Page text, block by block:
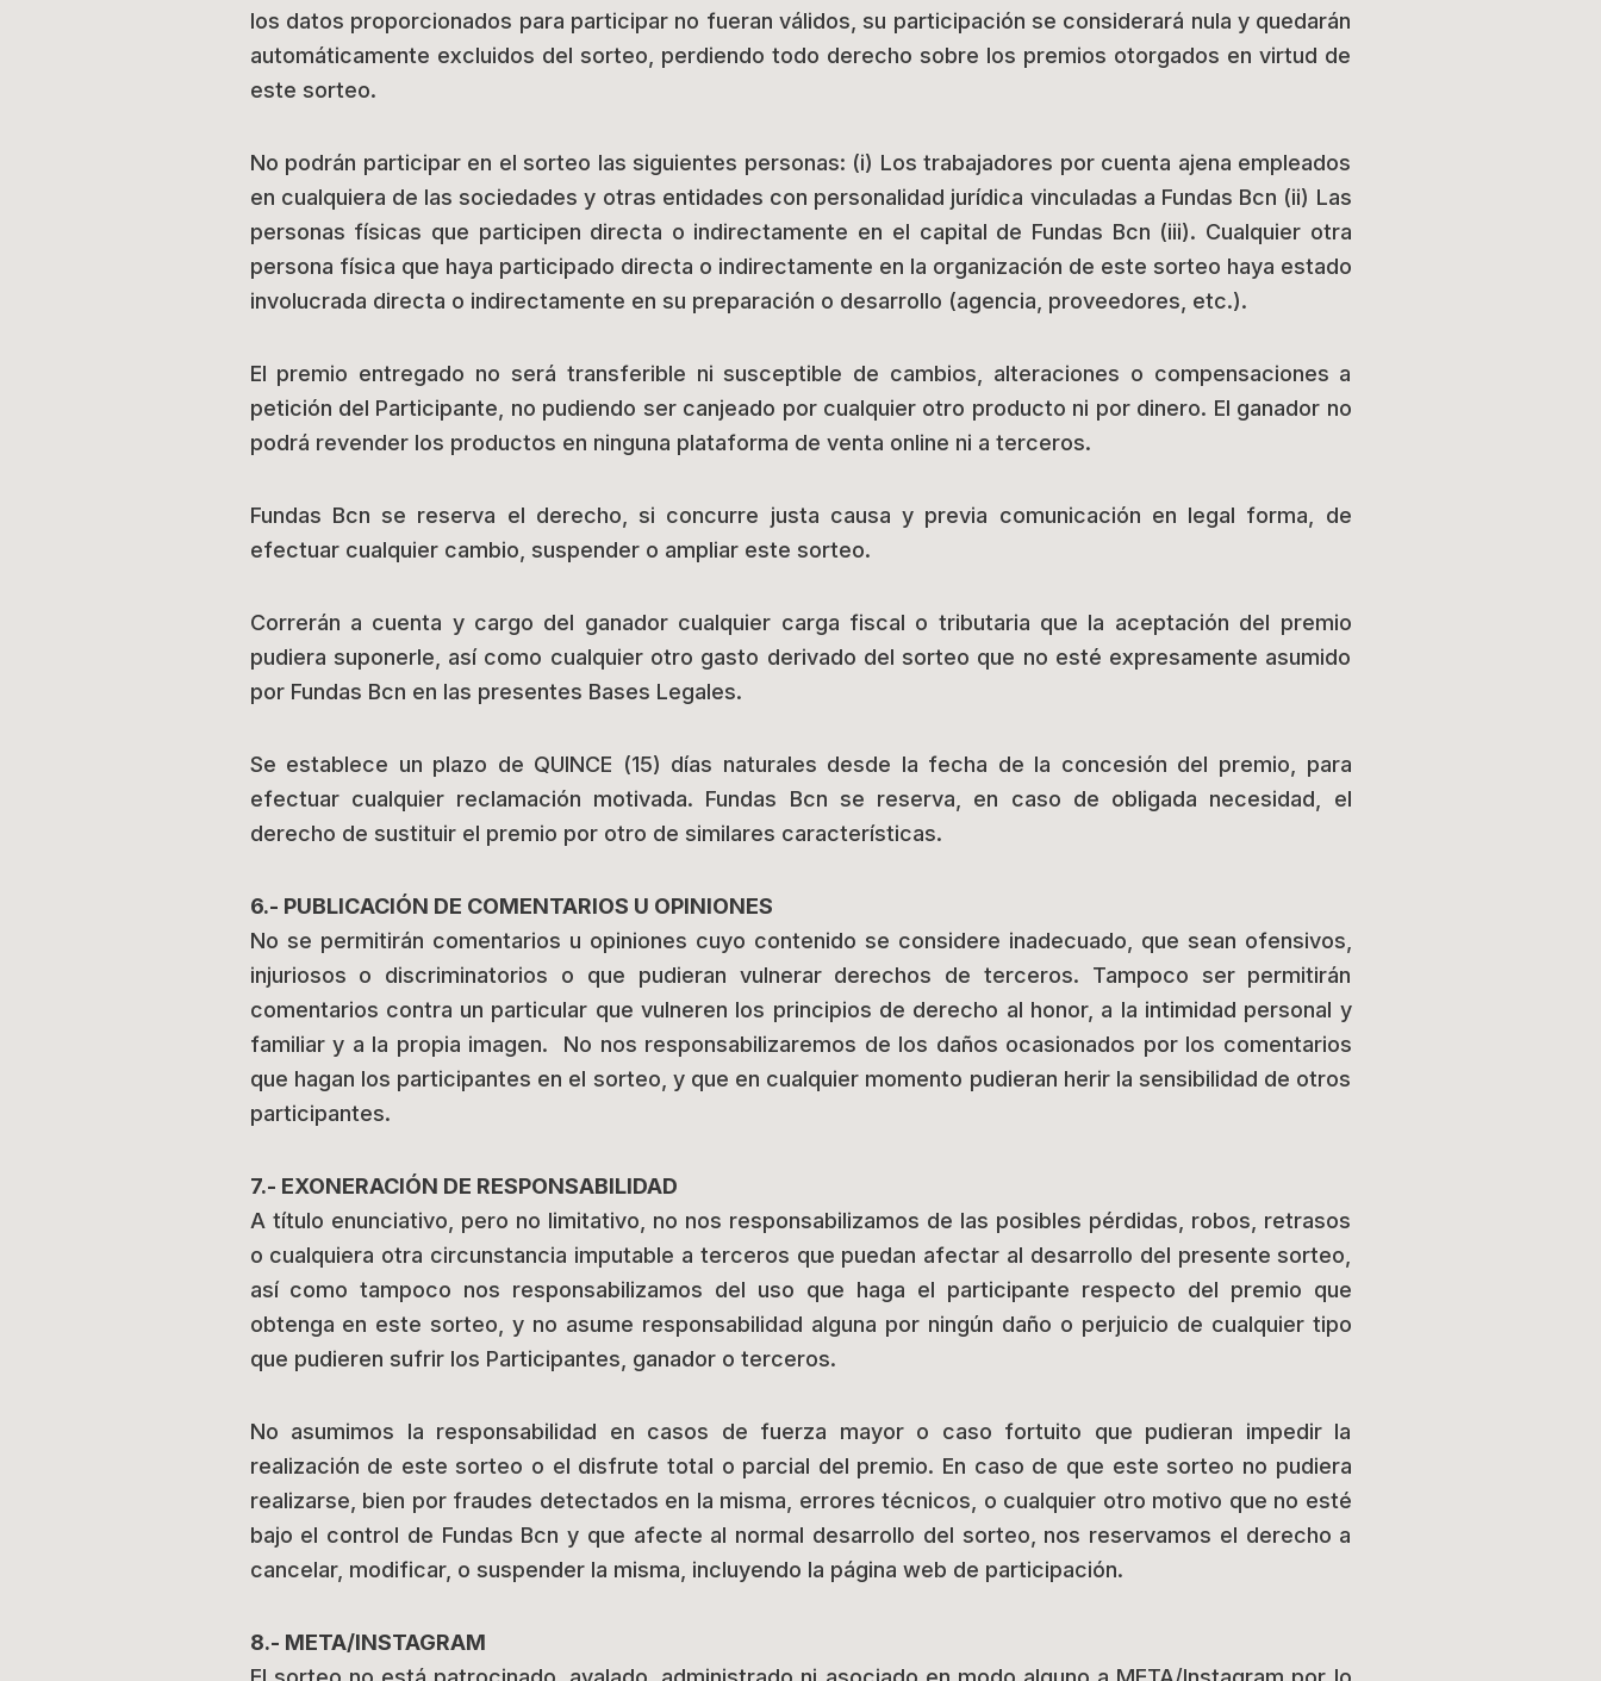
los datos proporcionados para participar no fueran válidos, su participación se considerará nula y quedarán
automáticamente excluidos del sorteo, perdiendo todo derecho sobre los premios otorgados en virtud de
este sorteo.
No podrán participar en el sorteo las siguientes personas: (i) Los trabajadores por cuenta ajena empleados
en cualquiera de las sociedades y otras entidades con personalidad jurídica vinculadas a Fundas Bcn (ii) Las
personas físicas que participen directa o indirectamente en el capital de Fundas Bcn (iii). Cualquier otra
persona física que haya participado directa o indirectamente en la organización de este sorteo haya estado
involucrada directa o indirectamente en su preparación o desarrollo (agencia, proveedores, etc.).
El premio entregado no será transferible ni susceptible de cambios, alteraciones o compensaciones a
petición del Participante, no pudiendo ser canjeado por cualquier otro producto ni por dinero. El ganador no
podrá revender los productos en ninguna plataforma de venta online ni a terceros.
Fundas Bcn se reserva el derecho, si concurre justa causa y previa comunicación en legal forma, de
efectuar cualquier cambio, suspender o ampliar este sorteo.
Correrán a cuenta y cargo del ganador cualquier carga fiscal o tributaria que la aceptación del premio
pudiera suponerle, así como cualquier otro gasto derivado del sorteo que no esté expresamente asumido
por Fundas Bcn en las presentes Bases Legales.
Se establece un plazo de QUINCE (15) días naturales desde la fecha de la concesión del premio, para
efectuar cualquier reclamación motivada. Fundas Bcn se reserva, en caso de obligada necesidad, el
derecho de sustituir el premio por otro de similares características.
6.- PUBLICACIÓN DE COMENTARIOS U OPINIONES
No se permitirán comentarios u opiniones cuyo contenido se considere inadecuado, que sean ofensivos,
injuriosos o discriminatorios o que pudieran vulnerar derechos de terceros. Tampoco ser permitirán
comentarios contra un particular que vulneren los principios de derecho al honor, a la intimidad personal y
familiar y a la propia imagen. No nos responsabilizaremos de los daños ocasionados por los comentarios
que hagan los participantes en el sorteo, y que en cualquier momento pudieran herir la sensibilidad de otros
participantes.
7.- EXONERACIÓN DE RESPONSABILIDAD
A título enunciativo, pero no limitativo, no nos responsabilizamos de las posibles pérdidas, robos, retrasos
o cualquiera otra circunstancia imputable a terceros que puedan afectar al desarrollo del presente sorteo,
así como tampoco nos responsabilizamos del uso que haga el participante respecto del premio que
obtenga en este sorteo, y no asume responsabilidad alguna por ningún daño o perjuicio de cualquier tipo
que pudieren sufrir los Participantes, ganador o terceros.
No asumimos la responsabilidad en casos de fuerza mayor o caso fortuito que pudieran impedir la
realización de este sorteo o el disfrute total o parcial del premio. En caso de que este sorteo no pudiera
realizarse, bien por fraudes detectados en la misma, errores técnicos, o cualquier otro motivo que no esté
bajo el control de Fundas Bcn y que afecte al normal desarrollo del sorteo, nos reservamos el derecho a
cancelar, modificar, o suspender la misma, incluyendo la página web de participación.
8.- META/INSTAGRAM